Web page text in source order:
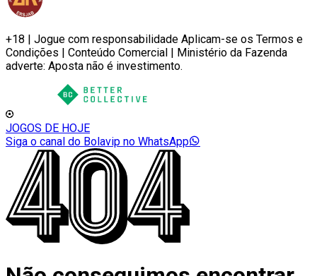
+18 | Jogue com responsabilidade Aplicam-se os Termos e
Condições | Conteúdo Comercial | Ministério da Fazenda
adverte: Aposta não é investimento.
JOGOS DE HOJE
Siga o canal do Bolavip no WhatsApp